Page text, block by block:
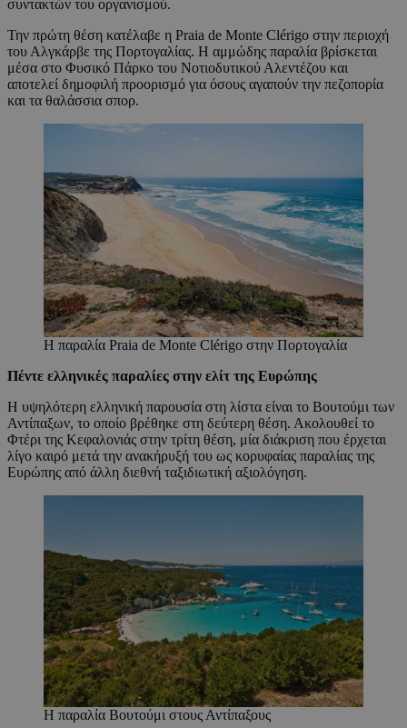
συντακτών του οργανισμού.
Την πρώτη θέση κατέλαβε η Praia de Monte Clérigo στην περιοχή
του Αλγκάρβε της Πορτογαλίας. Η αμμώδης παραλία βρίσκεται
μέσα στο Φυσικό Πάρκο του Νοτιοδυτικού Αλεντέζου και
αποτελεί δημοφιλή προορισμό για όσους αγαπούν την πεζοπορία
και τα θαλάσσια σπορ.
Η παραλία Praia de Monte Clérigo στην Πορτογαλία
Πέντε ελληνικές παραλίες στην ελίτ της Ευρώπης
Η υψηλότερη ελληνική παρουσία στη λίστα είναι το Βουτούμι των
Αντίπαξων, το οποίο βρέθηκε στη δεύτερη θέση. Ακολουθεί το
Φτέρι της Κεφαλονιάς στην τρίτη θέση, μία διάκριση που έρχεται
λίγο καιρό μετά την ανακήρυξή του ως κορυφαίας παραλίας της
Ευρώπης από άλλη διεθνή ταξιδιωτική αξιολόγηση.
Η παραλία Βουτούμι στους Αντίπαξους